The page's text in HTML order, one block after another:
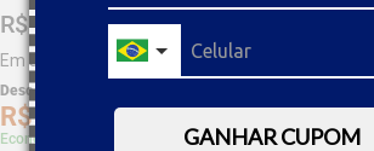
GANHAR CUPOM
R$ 27
Em até 13,79sem juros
Desc. de
R$
Economize 5% à vista com Boleto, PIX